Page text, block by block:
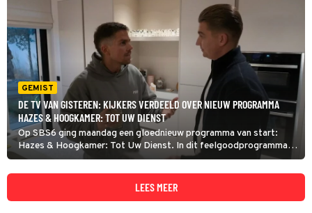
GEMIST
DE TV VAN GISTEREN: KIJKERS VERDEELD OVER NIEUW PROGRAMMA
HAZES & HOOGKAMER: TOT UW DIENST
Op SBS6 ging maandag een gloednieuw programma van start:
Hazes & Hoogkamer: Tot Uw Dienst. In dit feelgoodprogramma
helpen zangers en vrienden André Hazes en Mart Hoogkamer
mensen die dat echt verdienen. Maar hoe scoorde de eerste
LEES MEER